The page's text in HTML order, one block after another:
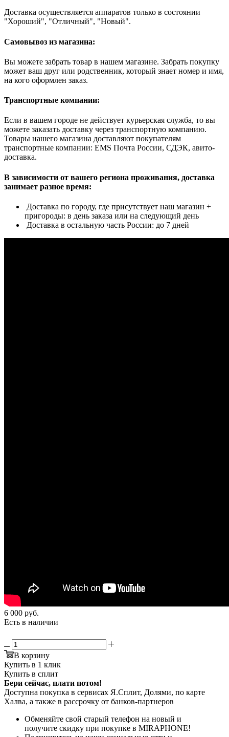
Доставка осуществляется аппаратов только в состоянии
"Хороший", "Отличный", "Новый".
Самовывоз из магазина:
Вы можете забрать товар в нашем магазине. Забрать покупку
может ваш друг или родственник, который знает номер и имя,
на кого оформлен заказ.
Транспортные компании:
Если в вашем городе не действует курьерская служба, то вы
можете заказать доставку через транспортную компанию.
Товары нашего магазина доставляют покупателям
транспортные компании: EMS Почта России, СДЭК, авито-
доставка.
В зависимости от вашего региона проживания, доставка
занимает разное время:
Доставка по городу, где присутствует наш магазин +
пригороды: в день заказа или на следующий день
Доставка в остальную часть России: до 7 дней
6 000 руб.
Есть в наличии
В корзину
Купить в 1 клик
Купить в сплит
Бери сейчас, плати потом!
Доступна покупка в сервисах Я.Сплит, Долями, по карте
Халва, а также в рассрочку от банков-партнеров
Обменяйте свой старый телефон на новый и
получите скидку при покупке в MIRAPHONE!